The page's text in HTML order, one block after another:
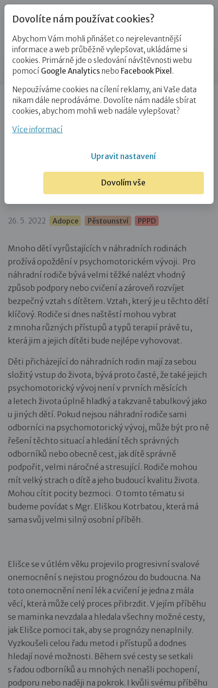
Blog
Příspěvek
Úvod Blog Adopce
„Dobrý fyzioterapeut s námi
hledá cesty, jak cvičení pro dítě…
„Dobrý fyzioterapeut s námi hledá
příjemnější,“ říká specialistka na
psychomotorický vývoj dětí Eliška
Kotrbatá.
26. 5. 2022 Adopce Pěstounství PPPD
Mnoho dětí vyrůstajících v náhradních rodinách
prožívá opoždění v psychomotorickém vývoji. Pro
náhradní rodiče bývá velmi těžké nalézt vhodný
způsob podpory nebo cvičení a zároveň rozvíjet
bezpečný vztah s dítětem. Vztah, který je u těchto dětí
klíčový. Rodiče si dnes naštěstí mohou vybrat
z mnoha různých přístupů a typů terapií právě tu,
která jim a jejich dítěti bude nejlépe vyhovovat.
Děti přicházející do náhradních rodin mají za sebou
složitý vstup do života, bývá proto časté, že také jejich
psychomotorický vývoj není v prvních měsících
a letech života úplně hladký a takzvaně tabulkový jako
u jiných dětí. Pokud nejsou náhradní rodiče sami
odborníci na psychomotorický vývoj, může být pro ně
řešení těchto situací a hledání těch správných
odborníků nebo obecně cest, jak dítě správně
podpořit, velmi náročné a stresující. Rodiče mohou
mít velký strach o dítě a jeho budoucí kvalitu života.
Mohou cítit pocity bezmoci. O tomto tématu si
budeme povídat s Mgr. Eliškou Kotrbatou, která má
sama svůj velmi silný osobní příběh.
Elišce se v útlém věku projevilo progresivní svalové
onemocnění s nejistou prognózou do budoucna. Na
toto onemocnění není lék a cvičení je jedna z mála
věcí, která může celý proces přibrzdit. V jejím příběhu
se maminka nevzdala a hledala všechny možné cesty,
jak Elišce pomoci tak, aby se prognózy nenaplnily.
Vyzkoušeli celou řadu metod i přístupů a dodnes
hledají nové možnosti. Během své cesty se setkali
s řadou odborníků a u mnohých nenašli pochopení,
podporu nebo naději na pokrok. I kvůli svému příběhu
Dovolíte nám používat cookies?
Abychom Vám mohli přinášet co nejrelevantnější
informace a web průběžně vylepšovat, ukládáme si
cookies. Primárně jde o sledování návštěvnosti webu
pomocí Google Analytics nebo Facebook Pixel .
Nepoužíváme cookies na cílení reklamy, ani Vaše data
nikam dále neprodáváme. Dovolíte nám nadále sbírat
cookies, abychom mohli web nadále vylepšovat?
Více informací
Upravit nastavení
Dovolím vše